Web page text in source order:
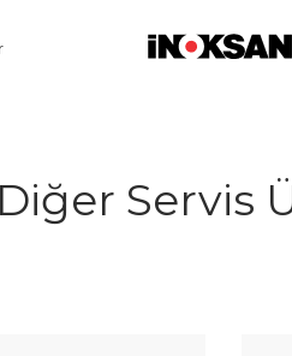
Diğer Servis